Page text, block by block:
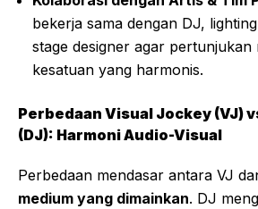
bekerja sama dengan DJ,
stage designer agar pertunjukan
kesatuan yang harmonis.
Perbedaan Visual Jockey (VJ)
(DJ): Harmoni Audio-Visual
Perbedaan mendasar antara VJ
medium yang dimainkan. DJ